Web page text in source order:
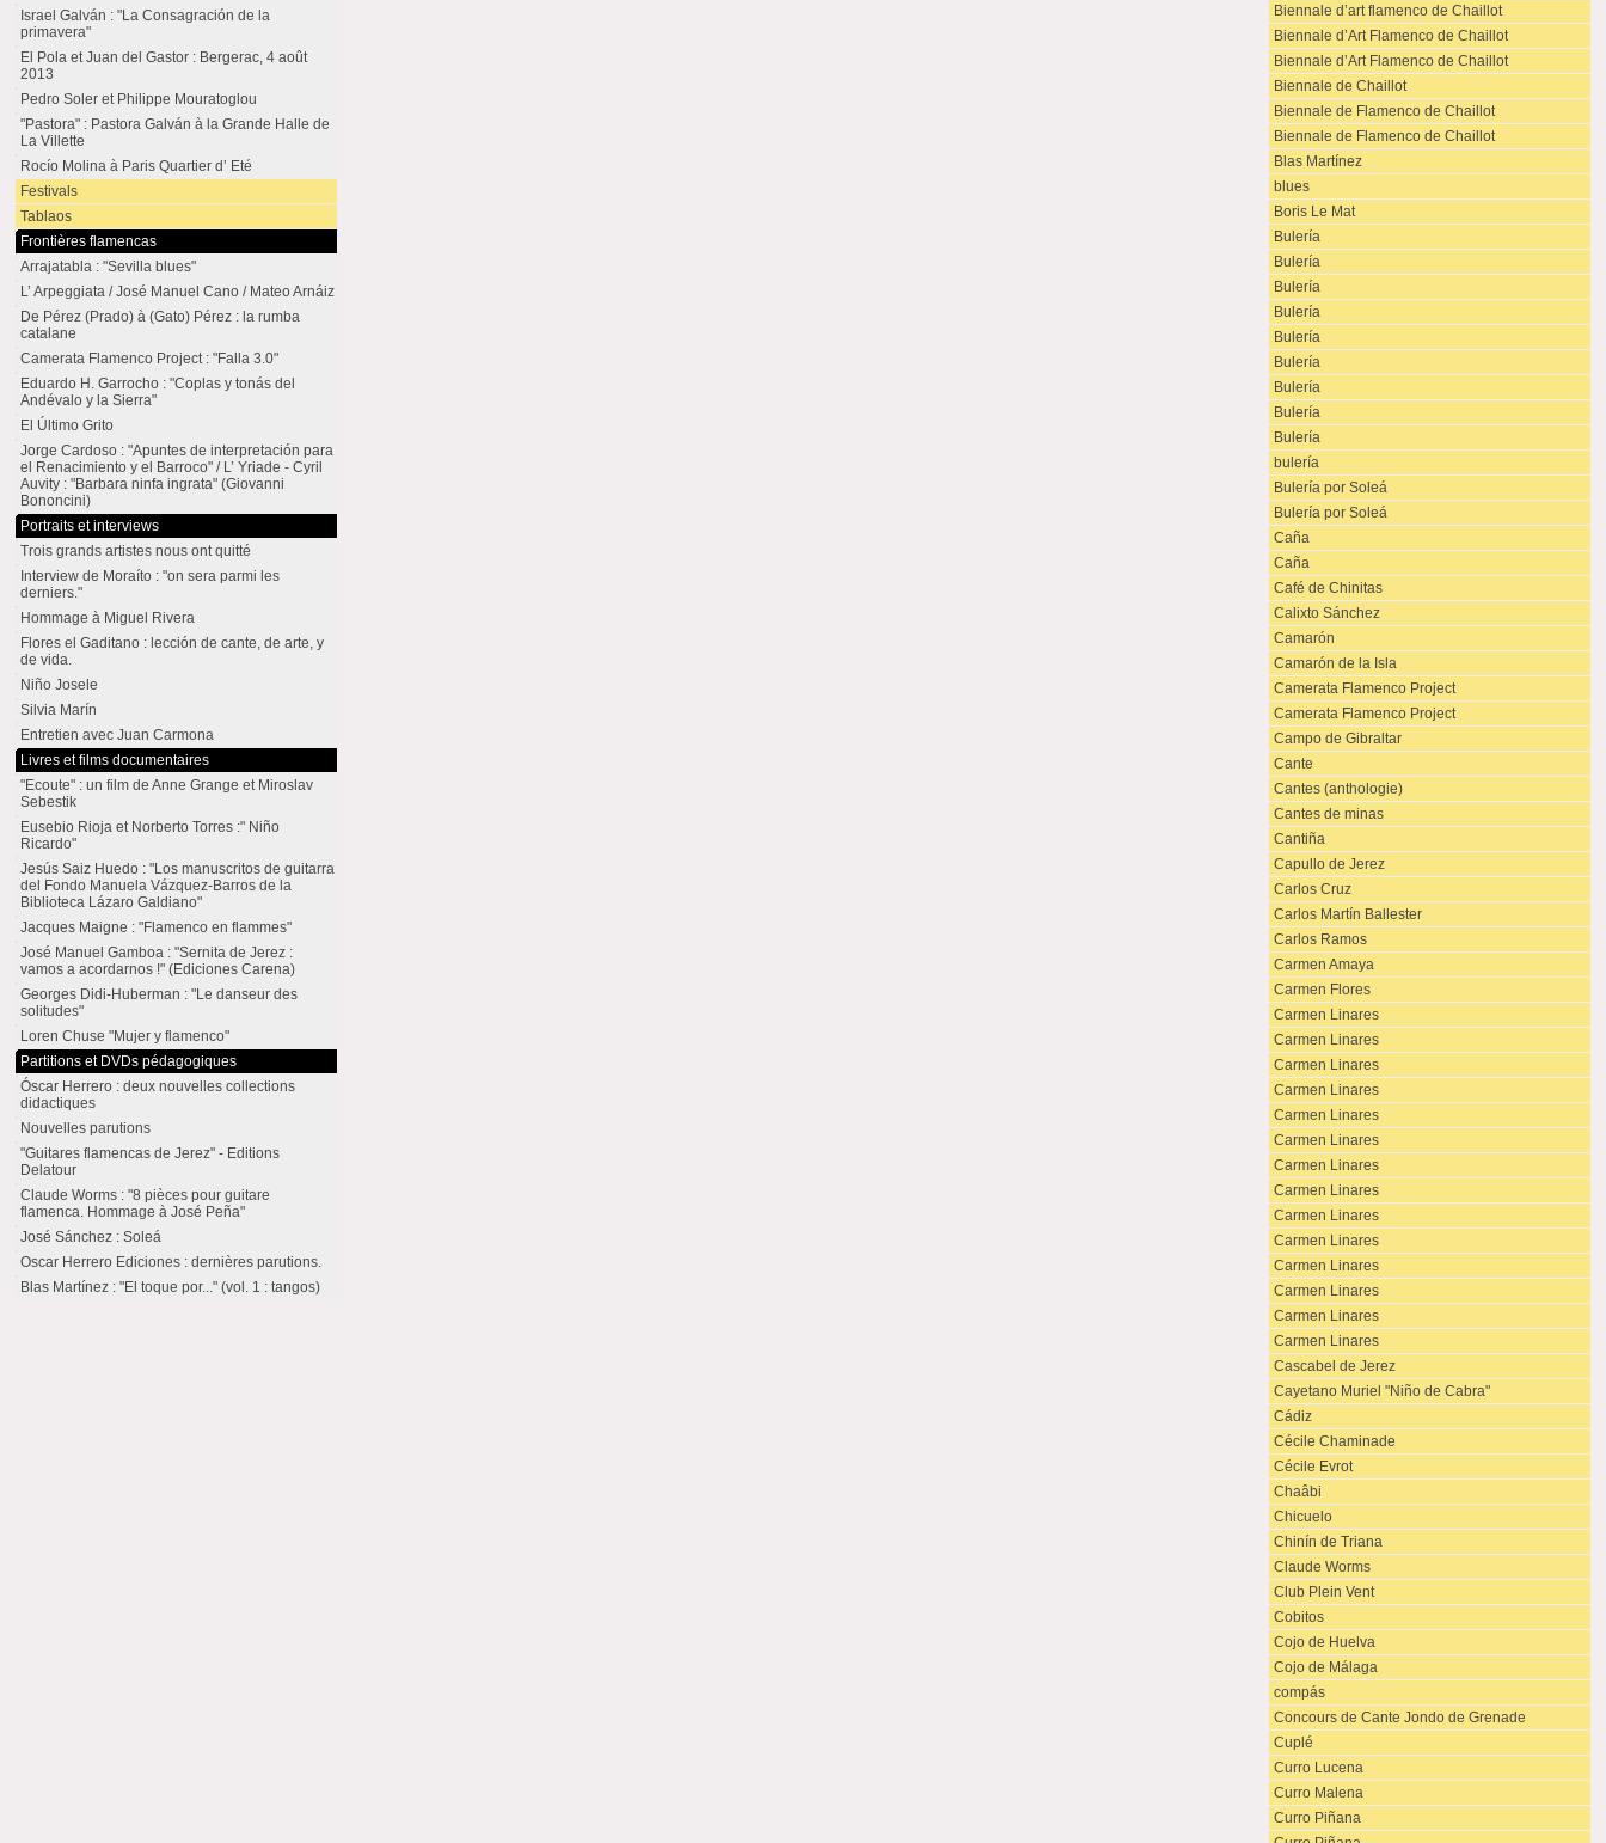
Biennale d’art flamenco de Chaillot
Biennale d’Art Flamenco de Chaillot
Biennale d’Art Flamenco de Chaillot
Biennale de Chaillot
Biennale de Flamenco de Chaillot
Biennale de Flamenco de Chaillot
Blas Martínez
blues
Boris Le Mat
Bulería
Bulería
Bulería
Bulería
Bulería
Bulería
Bulería
Bulería
Bulería
bulería
Bulería por Soleá
Bulería por Soleá
Caña
Caña
Café de Chinitas
Calixto Sánchez
Camarón
Camarón de la Isla
Camerata Flamenco Project
Camerata Flamenco Project
Campo de Gibraltar
Cante
Cantes (anthologie)
Cantes de minas
Cantiña
Capullo de Jerez
Carlos Cruz
Carlos Martín Ballester
Carlos Ramos
Carmen Amaya
Carmen Flores
Carmen Linares
Carmen Linares
Carmen Linares
Carmen Linares
Carmen Linares
Carmen Linares
Carmen Linares
Carmen Linares
Carmen Linares
Carmen Linares
Carmen Linares
Carmen Linares
Carmen Linares
Carmen Linares
Cascabel de Jerez
Cayetano Muriel "Niño de Cabra"
Cádiz
Cécile Chaminade
Cécile Evrot
Chaâbi
Chicuelo
Chinín de Triana
Claude Worms
Club Plein Vent
Cobitos
Cojo de Huelva
Cojo de Málaga
compás
Concours de Cante Jondo de Grenade
Cuplé
Curro Lucena
Curro Malena
Curro Piñana
Israel Galván : "La Consagración de la
primavera"
El Pola et Juan del Gastor : Bergerac, 4 août
2013
Pedro Soler et Philippe Mouratoglou
"Pastora" : Pastora Galván à la Grande Halle de
La Villette
Rocío Molina à Paris Quartier d’ Eté
Festivals
Tablaos
Frontières flamencas
Arrajatabla : "Sevilla blues"
L’ Arpeggiata / José Manuel Cano / Mateo Arnáiz
De Pérez (Prado) à (Gato) Pérez : la rumba
catalane
Camerata Flamenco Project : "Falla 3.0"
Eduardo H. Garrocho : "Coplas y tonás del
Andévalo y la Sierra"
El Último Grito
Jorge Cardoso : "Apuntes de interpretación para
el Renacimiento y el Barroco" / L’ Yriade - Cyril
Auvity : "Barbara ninfa ingrata" (Giovanni
Bononcini)
Portraits et interviews
Trois grands artistes nous ont quitté
Interview de Moraíto : "on sera parmi les
derniers."
Hommage à Miguel Rivera
Flores el Gaditano : lección de cante, de arte, y
de vida.
Niño Josele
Silvia Marín
Entretien avec Juan Carmona
Livres et films documentaires
"Ecoute" : un film de Anne Grange et Miroslav
Sebestik
Eusebio Rioja et Norberto Torres :" Niño
Ricardo"
Jesús Saiz Huedo : "Los manuscritos de guitarra
del Fondo Manuela Vázquez-Barros de la
Biblioteca Lázaro Galdiano"
Jacques Maigne : "Flamenco en flammes"
José Manuel Gamboa : "Sernita de Jerez :
vamos a acordarnos !" (Ediciones Carena)
Georges Didi-Huberman : "Le danseur des
solitudes"
Loren Chuse "Mujer y flamenco"
Partitions et DVDs pédagogiques
Óscar Herrero : deux nouvelles collections
didactiques
Nouvelles parutions
"Guitares flamencas de Jerez" - Editions
Delatour
Claude Worms : "8 pièces pour guitare
flamenca. Hommage à José Peña"
José Sánchez : Soleá
Oscar Herrero Ediciones : dernières parutions.
Blas Martínez : "El toque por..." (vol. 1 : tangos)